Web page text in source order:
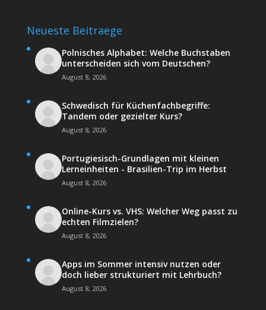
Neueste Beitraege
Polnisches Alphabet: Welche Buchstaben
unterscheiden sich vom Deutschen?
August 8, 2026
Schwedisch für Küchenfachbegriffe:
Tandem oder gezielter Kurs?
August 8, 2026
Portugiesisch-Grundlagen mit kleinen
Lerneinheiten - Brasilien-Trip im Herbst
August 8, 2026
Online-Kurs vs. VHS: Welcher Weg passt zu
echten Filmzielen?
August 8, 2026
Apps im Sommer intensiv nutzen oder
doch lieber strukturiert mit Lehrbuch?
August 8, 2026